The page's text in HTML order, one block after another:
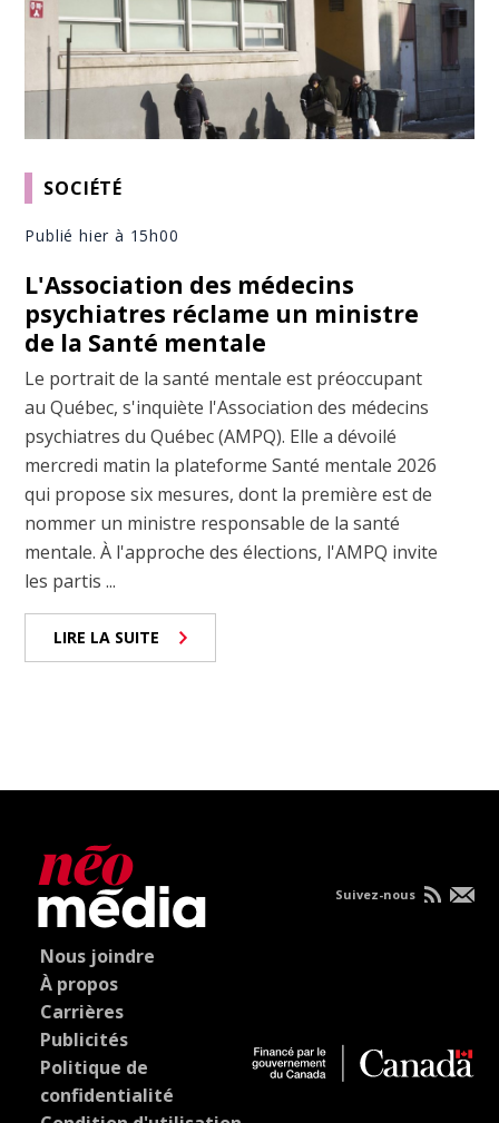
SOCIÉTÉ
Publié hier à 15h00
L'Association des médecins
psychiatres réclame un ministre
de la Santé mentale
Le portrait de la santé mentale est préoccupant
au Québec, s'inquiète l'Association des médecins
psychiatres du Québec (AMPQ). Elle a dévoilé
mercredi matin la plateforme Santé mentale 2026
qui propose six mesures, dont la première est de
nommer un ministre responsable de la santé
mentale. À l'approche des élections, l'AMPQ invite
les partis ...
LIRE LA SUITE
Nous joindre
À propos
Carrières
Publicités
Politique de
confidentialité
Suivez-nous